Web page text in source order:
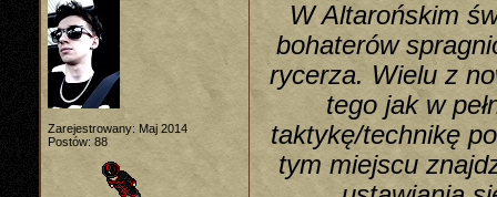
Zarejestrowany: Maj 2014
Postów: 88
W Altarońskim
bohaterów
rycerza. Wielu z
tego jak w
taktykę/technikę
tym miejscu